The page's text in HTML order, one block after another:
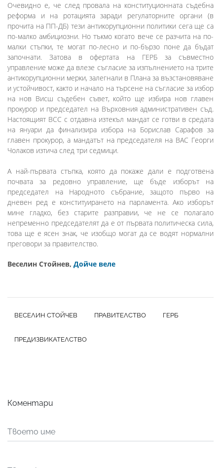
Очевидно е, че след провала на конституционната съдебна
реформа и на ротацията заради регулаторните органи (в
прочита на ПП-ДБ) тези антикорупционни политики сега ще са
по-малко амбициозни. Но тъкмо когато вече се разчита на по-
малки стъпки, те могат по-лесно и по-бързо поне да бъдат
започнати. Затова в офертата на ГЕРБ за съвместно
управление може да влезе съгласие за изпълнението на трите
антикорупционни мерки, залегнали в Плана за възстановяване
и устойчивост, както и начало на търсене на съгласие за избор
на нов Висш съдебен съвет, който ще избира нов главен
прокурор и председател на Върховния административен съд.
Настоящият ВСС с отдавна изтекъл мандат се готви в средата
на януари да финализира избора на Борислав Сарафов за
главен прокурор, а мандатът на председателя на ВАС Георги
Чолаков изтича след три седмици.
А най-първата стъпка, която да покаже дали е подготвена
почвата за редовно управление, ще бъде изборът на
председател на Народното събрание, защото първо на
дневен ред е конституирането на парламента. Ако изборът
мине гладко, без старите разправии, че не се полагало
непременно председателят да е от първата политическа сила,
това ще е ясен знак, че изобщо могат да се водят нормални
преговори за правителство.
Веселин Стойнев, Дойче веле
ВЕСЕЛИН СТОЙЧЕВ ПРАВИТЕЛСТВО ГЕРБ
ПРЕДИЗВИКАТЕЛСТВО
Коментари